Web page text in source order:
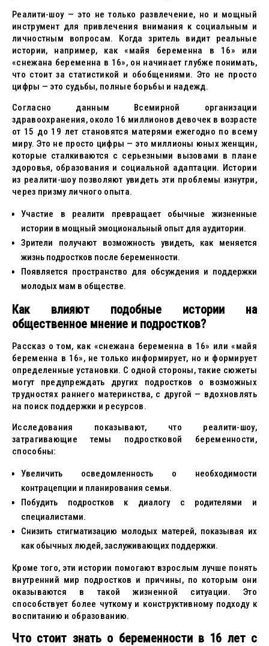
Реалити-шоу — это не только развлечение, но и мощный
инструмент для привлечения внимания к социальным и
личностным вопросам. Когда зритель видит реальные
истории, например, как «майя беременна в 16» или
«снежана беременна в 16», он начинает глубже понимать,
что стоит за статистикой и обобщениями. Это не просто
цифры — это судьбы, полные борьбы и надежд.
Согласно данным Всемирной организации
здравоохранения, около 16 миллионов девочек в возрасте
от 15 до 19 лет становятся матерями ежегодно по всему
миру. Это не просто цифры — это миллионы юных женщин,
которые сталкиваются с серьезными вызовами в плане
здоровья, образования и социальной адаптации. Истории
из реалити-шоу позволяют увидеть эти проблемы изнутри,
через призму личного опыта.
Участие в реалити превращает обычные жизненные
истории в мощный эмоциональный опыт для аудитории.
Зрители получают возможность увидеть, как меняется
жизнь подростков после беременности.
Появляется пространство для обсуждения и поддержки
молодых мам в обществе.
Как влияют подобные истории на
общественное мнение и подростков?
Рассказ о том, как «снежана беременна в 16» или «майя
беременна в 16», не только информирует, но и формирует
определенные установки. С одной стороны, такие сюжеты
могут предупреждать других подростков о возможных
трудностях раннего материнства, с другой — вдохновлять
на поиск поддержки и ресурсов.
Исследования показывают, что реалити-шоу,
затрагивающие темы подростковой беременности,
способны:
Увеличить осведомленность о необходимости
контрацепции и планирования семьи.
Побудить подростков к диалогу с родителями и
специалистами.
Снизить стигматизацию молодых матерей, показывая их
как обычных людей, заслуживающих поддержки.
Кроме того, эти истории помогают взрослым лучше понять
внутренний мир подростков и причины, по которым они
оказываются в такой жизненной ситуации. Это
способствует более чуткому и конструктивному подходу к
воспитанию и образованию.
Что стоит знать о беременности в 16 лет с